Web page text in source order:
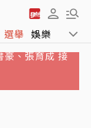
選舉 娛樂 運動
一片狼藉畫面